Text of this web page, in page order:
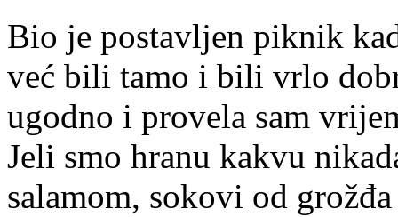
Bio je postavljen piknik
već bili tamo i bili vrlo
ugodno i provela sam
Jeli smo hranu kakvu
salamom, sokovi od